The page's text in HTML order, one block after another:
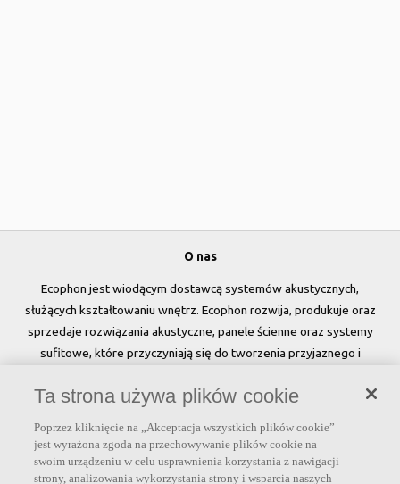
O nas
Ecophon jest wiodącym dostawcą systemów akustycznych,
służących kształtowaniu wnętrz. Ecophon rozwija, produkuje oraz
sprzedaje rozwiązania akustyczne, panele ścienne oraz systemy
sufitowe, które przyczyniają się do tworzenia przyjaznego i
samopoczucia i wydajności użytkowników.
Dołącz do nas
Ta strona używa plików cookie
Poprzez kliknięcie na „Akceptacja wszystkich plików cookie”
jest wyrażona zgoda na przechowywanie plików cookie na
swoim urządzeniu w celu usprawnienia korzystania z nawigacji
strony, analizowania wykorzystania strony i wsparcia naszych